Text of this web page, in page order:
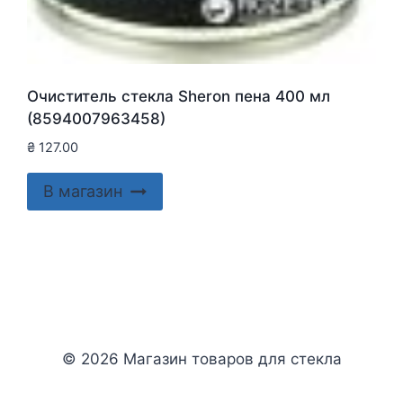
Очиститель стекла Sheron пена 400 мл
(8594007963458)
₴ 127.00
В магазин
© 2026 Магазин товаров для стекла